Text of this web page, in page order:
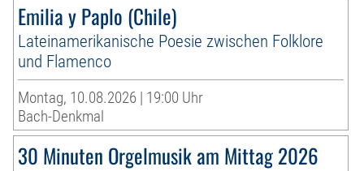
Emilia y Paplo (Chile)
Lateinamerikanische Poesie zwischen Folklore
und Flamenco
Montag, 10.08.2026 | 19:00 Uhr
Bach-Denkmal
30 Minuten Orgelmusik am Mittag 2026